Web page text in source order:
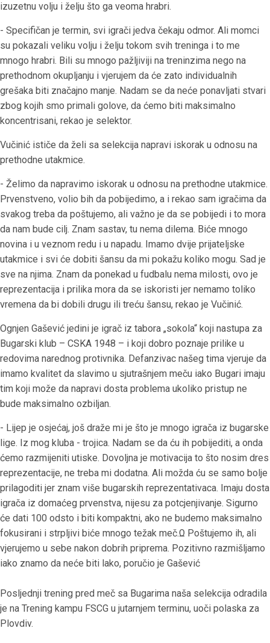
izuzetnu volju i želju što ga veoma hrabri.
- Specifičan je termin, svi igrači jedva čekaju odmor. Ali momci
su pokazali veliku volju i želju tokom svih treninga i to me
mnogo hrabri. Bili su mnogo pažljiviji na treninzima nego na
prethodnom okupljanju i vjerujem da će zato individualnih
grešaka biti značajno manje. Nadam se da neće ponavljati stvari
zbog kojih smo primali golove, da ćemo biti maksimalno
koncentrisani, rekao je selektor.
Vučinić ističe da želi sa selekcija napravi iskorak u odnosu na
prethodne utakmice.
- Želimo da napravimo iskorak u odnosu na prethodne utakmice.
Prvenstveno, volio bih da pobijedimo, a i rekao sam igračima da
svakog treba da poštujemo, ali važno je da se pobijedi i to mora
da nam bude cilj. Znam sastav, tu nema dilema. Biće mnogo
novina i u veznom redu i u napadu. Imamo dvije prijateljske
utakmice i svi će dobiti šansu da mi pokažu koliko mogu. Sad je
sve na njima. Znam da ponekad u fudbalu nema milosti, ovo je
reprezentacija i prilika mora da se iskoristi jer nemamo toliko
vremena da bi dobili drugu ili treću šansu, rekao je Vučinić.
Ognjen Gašević jedini je igrač iz tabora „sokola“ koji nastupa za
Bugarski klub – CSKA 1948 – i koji dobro poznaje prilike u
redovima narednog protivnika. Defanzivac našeg tima vjeruje da
imamo kvalitet da slavimo u sjutrašnjem meču iako Bugari imaju
tim koji može da napravi dosta problema ukoliko pristup ne
bude maksimalno ozbiljan.
- Lijep je osjećaj, još draže mi je što je mnogo igrača iz bugarske
lige. Iz mog kluba - trojica. Nadam se da ću ih pobijediti, a onda
ćemo razmijeniti utiske. Dovoljna je motivacija to što nosim dres
reprezentacije, ne treba mi dodatna. Ali možda ću se samo bolje
prilagoditi jer znam više bugarskih reprezentativaca. Imaju dosta
igrača iz domaćeg prvenstva, nijesu za potcjenjivanje. Sigurno
će dati 100 odsto i biti kompaktni, ako ne budemo maksimalno
fokusirani i strpljivi biće mnogo težak meč.Ω Poštujemo ih, ali
vjerujemo u sebe nakon dobrih priprema. Pozitivno razmišljamo
iako znamo da neće biti lako, poručio je Gašević
Posljednji trening pred meč sa Bugarima naša selekcija odradila
je na Trening kampu FSCG u jutarnjem terminu, uoči polaska za
Plovdiv.